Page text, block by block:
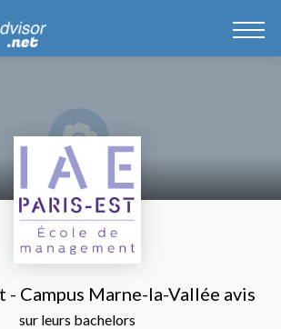
- Campus Marne-la-Vallée avis
sur leurs bachelors